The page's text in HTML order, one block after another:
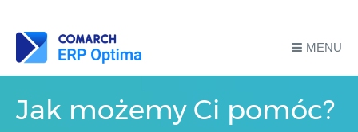
MENU
Jak możemy Ci pomóc?